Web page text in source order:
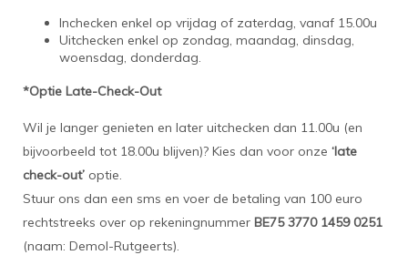
Inchecken enkel op vrijdag of zaterdag, vanaf 15.00u
Uitchecken enkel op zondag, maandag, dinsdag,
woensdag, donderdag.
*Optie Late-Check-Out
Wil je langer genieten en later uitchecken dan 11.00u (en
bijvoorbeeld tot 18.00u blijven)? Kies dan voor onze ‘late
check-out’optie.
Stuur ons dan een sms en voer de betaling van 100 euro
rechtstreeks over op rekeningnummer BE75 3770 1459 0251
(naam: Demol-Rutgeerts).